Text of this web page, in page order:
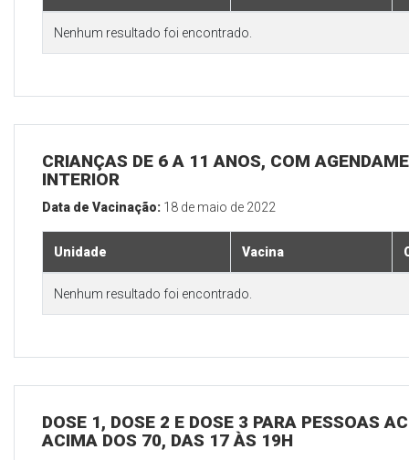
Nenhum resultado foi encontrado.
CRIANÇAS DE 6 A 11 ANOS, COM
INTERIOR
Data de Vacinação: 18 de maio de 2022
Unidade Vacina
Nenhum resultado foi encontrado.
DOSE 1, DOSE 2 E DOSE 3 PARA PESSOAS
ACIMA DOS 70, DAS 17 ÀS 19H